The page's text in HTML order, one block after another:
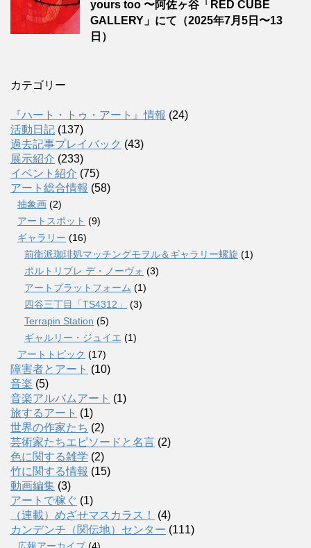
yours too 〜阿佐ヶ谷「RED CUBE
GALLERY」にて（2025年7月5日〜13
日）
カテゴリー
『ハート・トゥ・アート』情報 (24)
活動日記 (137)
過去記事プレイバック (43)
展示紹介 (233)
イベント紹介 (75)
アート総合情報 (58)
抽象画 (2)
アートスポット (9)
ギャラリー (16)
前衛派珈琲処マッチングモヲル＆ギャラリー螺旋 (1)
ポルトリブレ デ・ノーヴォ (3)
アートプラットフォーム (1)
四谷三丁目「TS4312」
(3)
Terrapin Station (5)
ギャルリー・ジュイエ (1)
アートトピック (17)
障害者とアート (10)
音楽 (5)
音楽アルバムアート (1)
旅するアート (1)
世界の作家たち (2)
芸術家たちエピソードと名言 (2)
色に関する雑学 (2)
竹に関する情報 (15)
動画編集 (3)
アートで稼ぐ (1)
（連載）めざせマスカラス！
(4)
カンデンチ（関伝地）センター (111)
広報アーカイブ (4)